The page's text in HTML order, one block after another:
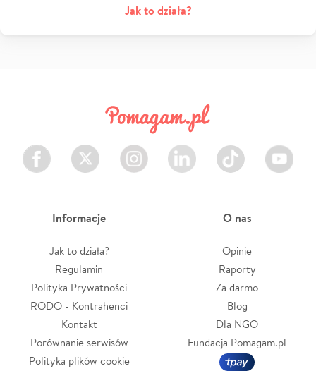
Jak to działa?
Facebook Twitter Instagram LinkedIn TikTok Youtube
Informacje
Jak to działa?
Regulamin
Polityka Prywatności
RODO - Kontrahenci
Kontakt
Porównanie serwisów
Polityka plików cookie
O nas
Opinie
Raporty
Za darmo
Blog
Dla NGO
Fundacja Pomagam.pl